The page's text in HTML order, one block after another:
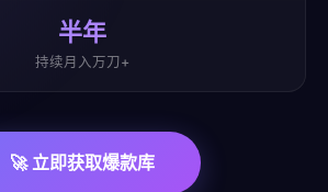
半年
持续月入万刀+
🚀 立即获取爆款库